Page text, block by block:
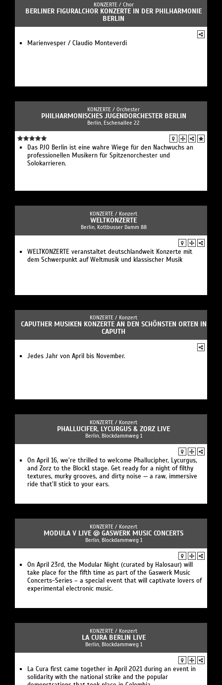
KONZERTE / Chor
BERLINER FIGURALCHOR KONZERTE IN DER PHILHARMONIE
BERLIN
Marienvesper / Claudio Monteverdi
KONZERTE / Orchester
PHILHARMONISCHES JUGENDORCHESTER BERLIN
Berlin, Eschenallee 22
Das PJO Berlin ist eine wahre Wiege für den Nachwuchs an
professionellen Musikern für Spitzenorchester und
Solokarrieren.
KONZERTE / Konzert
WELTKONZERTE
Berlin, Kottbusser Damm 88
WELTKONZERTE veranstaltet deutschlandweit Konzerte mit
dem Schwerpunkt auf Weltmusik und klassischer Musik
KONZERTE / Konzert
CAPUTHER MUSIKEN KONZERTE AN DEN SCHÖNSTEN ORTEN IN
CAPUTH
Jedes Jahr von April bis November.
KONZERTE / Konzert
PHALLUCIFER, LYCURGUS & ZORZ LIVE
Berlin, Blockdammweg 1
On April 16, we’re thrilled to welcome Phallucipher, Lycurgus,
and Zorz to the Block1 stage. Get ready for a night of filthy
textures, murky grooves, and dirty noise — a raw, immersive
ride that’ll stick to your ears.
KONZERTE / Konzert
MODULA V LIVE @ GASWERK MUSIC CONCERTS
Berlin, Blockdammweg 1
On April 23rd, the Modular Night (curated by Halosaur) will
take place for the fifth time as part of the Gaswerk Music
Concerts-Series – a special event that will captivate lovers of
experimental electronic music.
KONZERTE / Konzert
LA CURA BERLIN LIVE
Berlin, Blockdammweg 1
La Cura first came together in April 2021 during an event in
solidarity with the national strike and the popular